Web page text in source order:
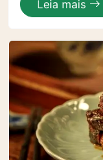
Leia mais